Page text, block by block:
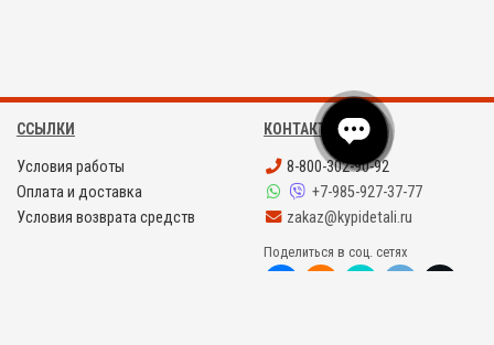
ССЫЛКИ
Условия работы
Оплата и доставка
Условия возврата средств
КОНТАКТЫ
8-800-302-90-92
+7-985-927-37-77
zakaz@kypidetali.ru
Поделиться в соц. сетях